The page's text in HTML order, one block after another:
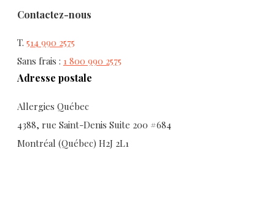
Contactez-nous
T. 514 990 2575
Sans frais : 1 800 990 2575
Adresse postale
Allergies Québec
4388, rue Saint-Denis Suite 200 #684
Montréal (Québec) H2J 2L1